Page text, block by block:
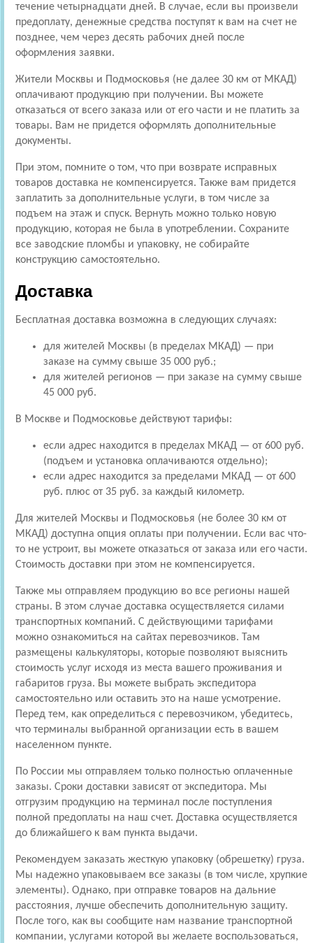
течение четырнадцати дней. В случае, если вы произвели
предоплату, денежные средства поступят к вам на счет не
позднее, чем через десять рабочих дней после
оформления заявки.
Жители Москвы и Подмосковья (не далее 30 км от МКАД)
оплачивают продукцию при получении. Вы можете
отказаться от всего заказа или от его части и не платить за
товары. Вам не придется оформлять дополнительные
документы.
При этом, помните о том, что при возврате исправных
товаров доставка не компенсируется. Также вам придется
заплатить за дополнительные услуги, в том числе за
подъем на этаж и спуск. Вернуть можно только новую
продукцию, которая не была в употреблении. Сохраните
все заводские пломбы и упаковку, не собирайте
конструкцию самостоятельно.
Доставка
Бесплатная доставка возможна в следующих случаях:
для жителей Москвы (в пределах МКАД) — при
заказе на сумму свыше 35 000 руб.;
для жителей регионов — при заказе на сумму свыше
45 000 руб.
В Москве и Подмосковье действуют тарифы:
если адрес находится в пределах МКАД — от 600 руб.
(подъем и установка оплачиваются отдельно);
если адрес находится за пределами МКАД — от 600
руб. плюс от 35 руб. за каждый километр.
Для жителей Москвы и Подмосковья (не более 30 км от
МКАД) доступна опция оплаты при получении. Если вас что-
то не устроит, вы можете отказаться от заказа или его части.
Стоимость доставки при этом не компенсируется.
Также мы отправляем продукцию во все регионы нашей
страны. В этом случае доставка осуществляется силами
транспортных компаний. С действующими тарифами
можно ознакомиться на сайтах перевозчиков. Там
размещены калькуляторы, которые позволяют выяснить
стоимость услуг исходя из места вашего проживания и
габаритов груза. Вы можете выбрать экспедитора
самостоятельно или оставить это на наше усмотрение.
Перед тем, как определиться с перевозчиком, убедитесь,
что терминалы выбранной организации есть в вашем
населенном пункте.
По России мы отправляем только полностью оплаченные
заказы. Сроки доставки зависят от экспедитора. Мы
отгрузим продукцию на терминал после поступления
полной предоплаты на наш счет. Доставка осуществляется
до ближайшего к вам пункта выдачи.
Рекомендуем заказать жесткую упаковку (обрешетку) груза.
Мы надежно упаковываем все заказы (в том числе, хрупкие
элементы). Однако, при отправке товаров на дальние
расстояния, лучше обеспечить дополнительную защиту.
После того, как вы сообщите нам название транспортной
компании, услугами которой вы желаете воспользоваться,